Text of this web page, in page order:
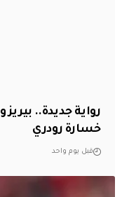
رواية جديدة..
خسارة رودري
قبل يوم واحد